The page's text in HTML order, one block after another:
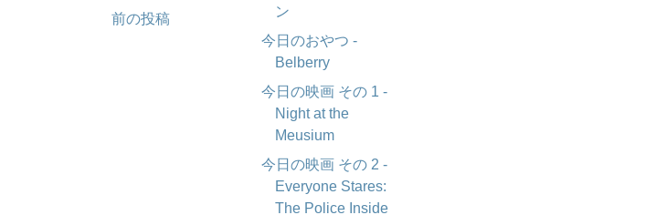
前の投稿
ン
今日のおやつ -
Belberry
今日の映画 その 1 -
Night at the
Meusium
今日の映画 その 2 -
Everyone Stares:
The Police Inside